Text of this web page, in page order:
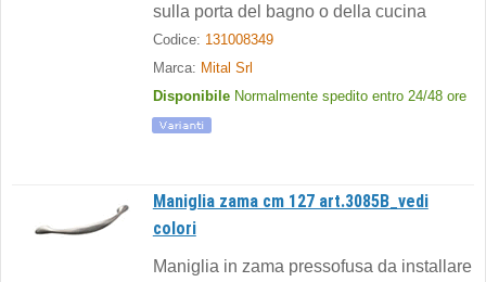
sulla porta del bagno o della cucina
Codice: 131008349
Marca: Mital Srl
Disponibile Normalmente spedito entro 24/48 ore
Maniglia zama cm 127 art.3085B_vedi
colori
Maniglia in zama pressofusa da installare